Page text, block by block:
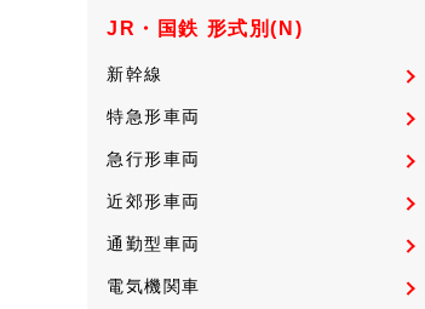
JR・国鉄 形式別(N)
新幹線
特急形車両
急行形車両
近郊形車両
通勤型車両
電気機関車